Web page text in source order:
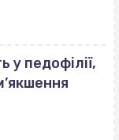
у педофілії,